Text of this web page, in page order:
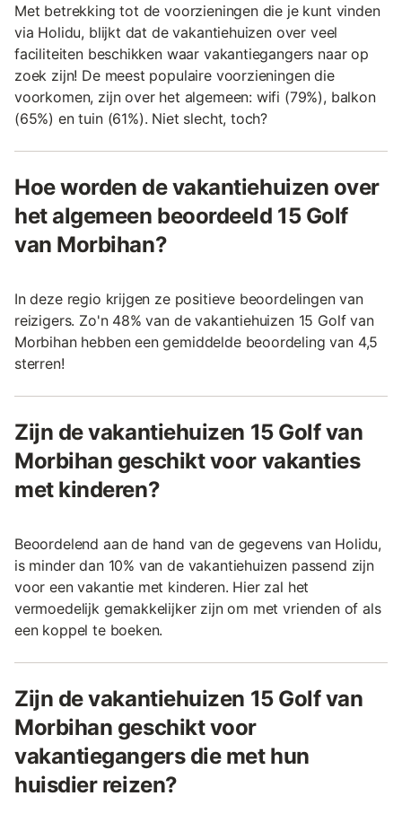
Met betrekking tot de voorzieningen die je kunt vinden
via Holidu, blijkt dat de vakantiehuizen over veel
faciliteiten beschikken waar vakantiegangers naar op
zoek zijn! De meest populaire voorzieningen die
voorkomen, zijn over het algemeen: wifi (79%), balkon
(65%) en tuin (61%). Niet slecht, toch?
Hoe worden de vakantiehuizen over
het algemeen beoordeeld 15 Golf
van Morbihan?
In deze regio krijgen ze positieve beoordelingen van
reizigers. Zo'n 48% van de vakantiehuizen 15 Golf van
Morbihan hebben een gemiddelde beoordeling van 4,5
sterren!
Zijn de vakantiehuizen 15 Golf van
Morbihan geschikt voor vakanties
met kinderen?
Beoordelend aan de hand van de gegevens van Holidu,
is minder dan 10% van de vakantiehuizen passend zijn
voor een vakantie met kinderen. Hier zal het
vermoedelijk gemakkelijker zijn om met vrienden of als
een koppel te boeken.
Zijn de vakantiehuizen 15 Golf van
Morbihan geschikt voor
vakantiegangers die met hun
huisdier reizen?